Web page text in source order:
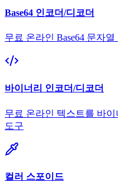
Base64 인코더/디코더
무료 온라인 Base64 문자
바이너리 인코더/디코더
무료 온라인 텍스트를 바
도구
컬러 스포이드